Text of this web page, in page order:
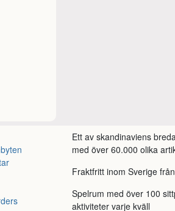
Ett av skandinaviens
med över 60.000 olika
Fraktfritt inom Sverige
Spelrum med över 100
aktiviteter varje kväll